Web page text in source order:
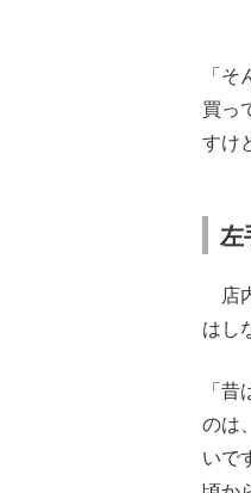
「
買っ
すけ
左
店
はし
「
のは
いで